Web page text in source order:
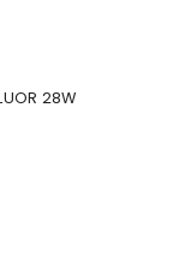
28W